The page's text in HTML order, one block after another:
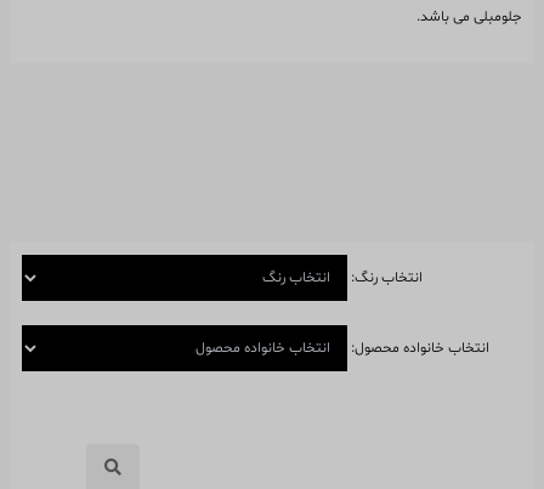
جلومبلی می باشد.
انتخاب رنگ:
انتخاب خانواده محصول: